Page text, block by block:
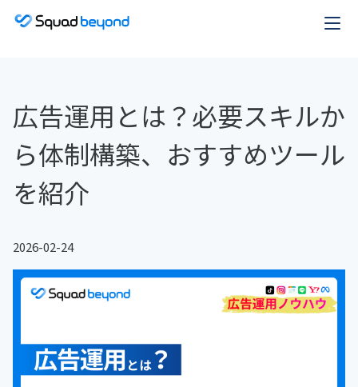
広告運用とは？必要スキルか
ら体制構築、おすすめツール
を紹介
2026-02-24